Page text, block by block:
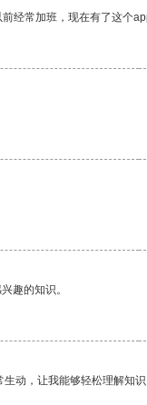
常加班，现在有了这个
趣的知识。
动，让我能够轻松理解知识